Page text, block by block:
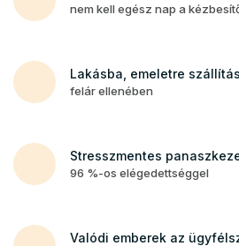
nem kell egész nap a
Lakásba, emeletre szállítás
felár ellenében
Stresszmentes
96 %-os elégedettséggel
Valódi emberek az